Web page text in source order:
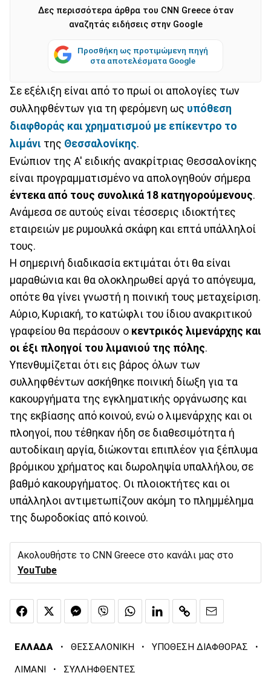
Δες περισσότερα άρθρα του CNN Greece όταν
αναζητάς ειδήσεις στην Google
Προσθήκη ως προτιμώμενη πηγή
στα αποτελέσματα Google
Σε εξέλιξη είναι από το πρωί οι απολογίες των
συλληφθέντων για τη φερόμενη ως υπόθεση
διαφθοράς και χρηματισμού με επίκεντρο το
λιμάνι της Θεσσαλονίκης.
Ενώπιον της Α' ειδικής ανακρίτριας Θεσσαλονίκης
είναι προγραμματισμένο να απολογηθούν σήμερα
έντεκα από τους συνολικά 18 κατηγορούμενους.
Ανάμεσα σε αυτούς είναι τέσσερις ιδιοκτήτες
εταιρειών με ρυμουλκά σκάφη και επτά υπάλληλοί
τους.
Η σημερινή διαδικασία εκτιμάται ότι θα είναι
μαραθώνια και θα ολοκληρωθεί αργά το απόγευμα,
οπότε θα γίνει γνωστή η ποινική τους μεταχείριση.
Αύριο, Κυριακή, το κατώφλι του ίδιου ανακριτικού
γραφείου θα περάσουν ο κεντρικός λιμενάρχης και
οι έξι πλοηγοί του λιμανιού της πόλης.
Υπενθυμίζεται ότι εις βάρος όλων των
συλληφθέντων ασκήθηκε ποινική δίωξη για τα
κακουργήματα της εγκληματικής οργάνωσης και
της εκβίασης από κοινού, ενώ ο λιμενάρχης και οι
πλοηγοί, που τέθηκαν ήδη σε διαθεσιμότητα ή
αυτοδίκαιη αργία, διώκονται επιπλέον για ξέπλυμα
βρόμικου χρήματος και δωροληψία υπαλλήλου, σε
βαθμό κακουργήματος. Οι πλοιοκτήτες και οι
υπάλληλοι αντιμετωπίζουν ακόμη το πλημμέλημα
της δωροδοκίας από κοινού.
Ακολουθήστε το CNN Greece στο κανάλι μας στο
YouTube
ΕΛΛΑΔΑ · ΘΕΣΣΑΛΟΝΙΚΗ · ΥΠΟΘΕΣΗ ΔΙΑΦΘΟΡΑΣ ·
ΛΙΜΑΝΙ · ΣΥΛΛΗΦΘΕΝΤΕΣ